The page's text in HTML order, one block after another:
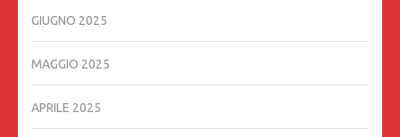
GIUGNO 2025
MAGGIO 2025
APRILE 2025